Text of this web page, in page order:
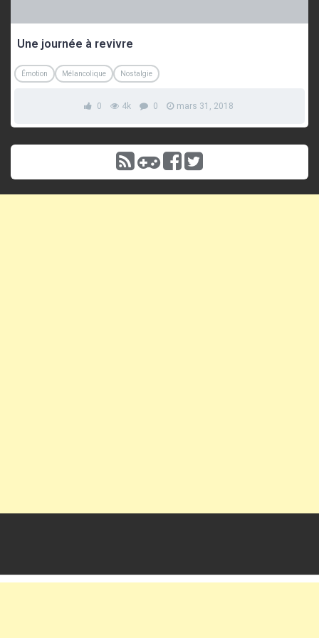
Une journée à revivre
Émotion Mélancolique Nostalgie
0 4k 0 mars 31, 2018